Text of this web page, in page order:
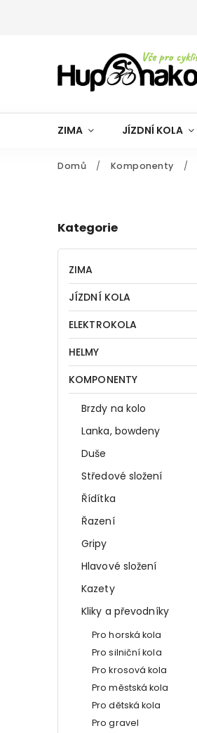
ZIMA JÍZDNÍ KOLA
Domů / Komponenty /
Kategorie
ZIMA
JÍZDNÍ KOLA
ELEKTROKOLA
HELMY
KOMPONENTY
Brzdy na kolo
Lanka, bowdeny
Duše
Středové složení
Řídítka
Řazení
Gripy
Hlavové složení
Kazety
Kliky a převodníky
Pro horská kola
Pro silniční kola
Pro krosová kola
Pro městská kola
Pro dětská kola
Pro gravel